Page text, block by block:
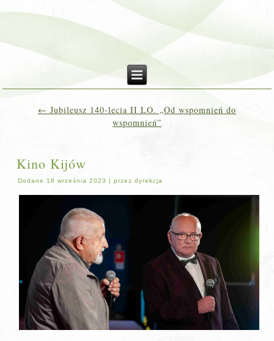
← Jubileusz 140-lecia II LO. „Od wspomnień do
wspomnień”
Kino Kijów
Dodane 18 września 2023 |przez dyrekcja